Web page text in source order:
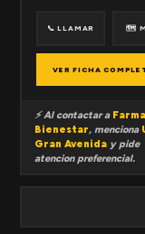
📞 LLAMAR 🗺
VER FICHA
⚡ Al contactar a
Bienestar, menciona
Gran Avenida y pide
atencion preferencial.